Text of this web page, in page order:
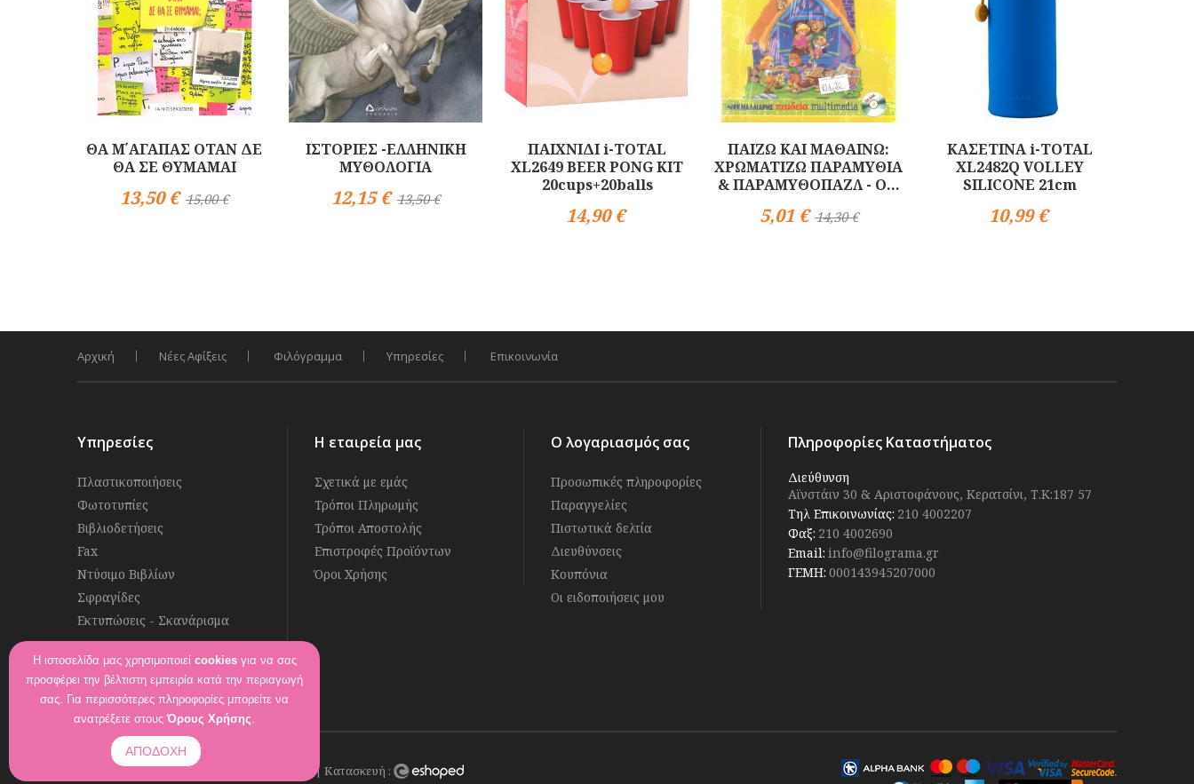
ΘΑ Μ΄ΑΓΑΠΑΣ ΟΤΑΝ ΔΕ
ΘΑ ΣΕ ΘΥΜΑΜΑΙ
13,50 € 15,00 €
Αγορά
ΙΣΤΟΡΙΕΣ -ΕΛΛΗΝΙΚΗ
ΜΥΘΟΛΟΓΙΑ
12,15 € 13,50 €
Αγορά
ΠΑΙΧΝΙΔΙ i-TOTAL
XL2649 BEER PONG KIT
20cups+20balls
14,90 €
ΠΑΙΖΩ ΚΑΙ ΜΑΘΑΙΝΩ:
ΧΡΩΜΑΤΙΖΩ ΠΑΡΑΜΥΘΙΑ
& ΠΑΡΑΜΥΘΟΠΑΖΛ - Ο...
5,01 € 14,30 €
Αγορά
ΚΑΣΕΤΙΝΑ i-TOTAL
XL2482Q VOLLEY
SILICONE 21cm
10,99 €
Αρχική Νέες Αφίξεις Φιλόγραμμα Υπηρεσίες Επικοινωνία
Υπηρεσίες
Πλαστικοποιήσεις
Φωτοτυπίες
Βιβλιοδετήσεις
Fax
Ντύσιμο Βιβλίων
Σφραγίδες
Εκτυπώσεις - Σκανάρισμα
Ακολουθήστε μας στο
Βρείτε μας στο
Η εταιρεία μας
Σχετικά με εμάς
Τρόποι Πληρωμής
Τρόποι Αποστολής
Επιστροφές Προϊόντων
Όροι Χρήσης
Ο λογαριασμός σας
Προσωπικές πληροφορίες
Παραγγελίες
Πιστωτικά δελτία
Διευθύνσεις
Κουπόνια
Οι ειδοποιήσεις μου
Η ιστοσελίδα μας χρησιμοποιεί cookiesγια να σας
προσφέρει την βέλτιστη εμπειρία κατά την περιαγωγή
σας. Για περισσότερες πληροφορίες μπορείτε να
ανατρέξετε στους Όρους Χρήσης.
ΑΠΟΔΟΧΗ
Πληροφορίες Καταστήματος
Διεύθυνση
Αϊνστάιν 30 & Αριστοφάνους, Κερατσίνι, Τ.Κ:187 57
Τηλ Επικοινωνίας: 210 4002207
Φαξ: 210 4002690
Email: info@filograma.gr
ΓΕΜΗ: 000143945207000
© Eshop Φιλόγραμμα – All Rights Reserved | Κατασκευή :